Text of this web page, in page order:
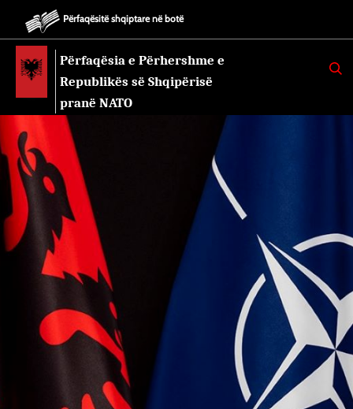
Përfaqësitë shqiptare në botë
Përfaqësia e Përhershme e
Republikës së Shqipërisë
pranë NATO
K
E